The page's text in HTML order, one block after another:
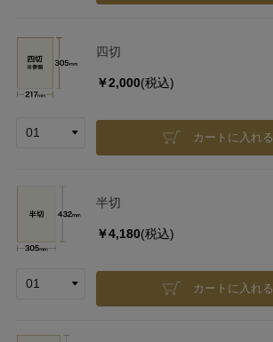
四切
￥2,000(税込)
カートに入れる
半切
￥4,180(税込)
カートに入れる